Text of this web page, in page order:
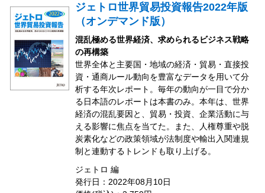
ジェトロ世界貿易投資報告2022年版
（オンデマンド版）
混乱極める世界経済、求められるビジネス戦略
の再構築
世界全体と主要国・地域の経済・貿易・直接投
資・通商ルール動向を豊富なデータを用いて分
析する年次レポート。毎年の動向が一目で分か
る日本語のレポートは本書のみ。本年は、世界
経済の混乱要因と、貿易・投資、企業活動に与
える影響に焦点を当てた。また、人権尊重や脱
炭素化などの政策領域が法制度や輸出入関連規
制と連動するトレンドも取り上げる。
ジェトロ 編
発行日：2022年08月10日